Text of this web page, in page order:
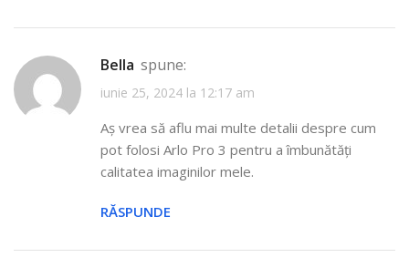
Bella spune:
iunie 25, 2024 la 12:17 am
Aș vrea să aflu mai multe detalii despre cum
pot folosi Arlo Pro 3 pentru a îmbunătăți
calitatea imaginilor mele.
RĂSPUNDE